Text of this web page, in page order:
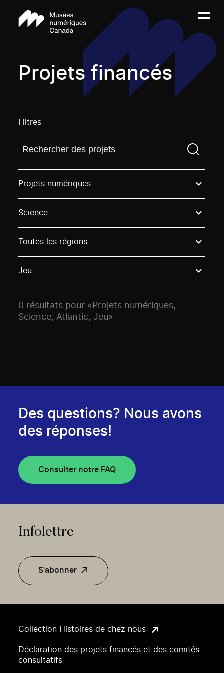
Projets financés
Filtres
Trouvez un projetVous devez saisir un terme de
Projets numériques
Science
Toutes les régions
Jeu
0 résultats pour «Projets numériques,
Science, Atlantic, Jeu»
Collection Histoires de chez nous
Déclaration des projets financés et des comités
consultatifs
Des questions? Nous avons
des réponses!
Consulter notre FAQ
Infolettre
S'abonner